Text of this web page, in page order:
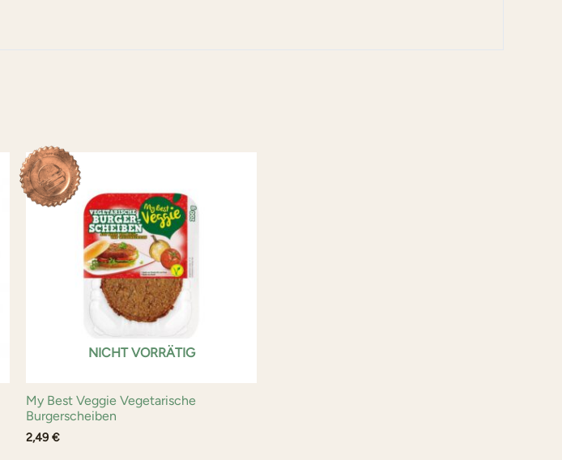
NICHT VORRÄTIG
My Best Veggie Vegetarische
Burgerscheiben
2,49 €